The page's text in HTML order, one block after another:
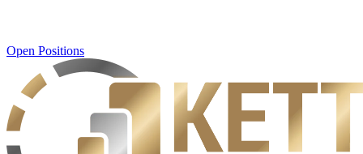
Open Positions